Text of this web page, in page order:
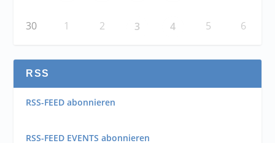
30 1 2 3 4 5 6
RSS
RSS-FEED abonnieren
RSS-FEED EVENTS abonnieren